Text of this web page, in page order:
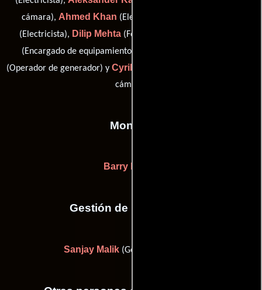
cámara), Ahmed Khan (Electricista),
(Electricista), Dilip Mehta (Fotógrafo),
(Encargado de equipamiento de cámara),
(Operador de generador) y Cyril Thomas
cámara)
Montaje
Barry Farrell
Gestión de producción
Sanjay Malik (Gerente de unidad)